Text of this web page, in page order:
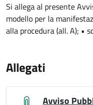
Si allega al presente
modello per la
alla procedura (all. A); •
Allegati
Avviso